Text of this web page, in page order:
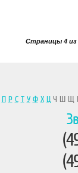
Страницы 4 из
П Р С Т У Ф Х ЦЧ Ш Щ